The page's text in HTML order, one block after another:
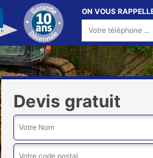
ON VOUS
Devis gratuit